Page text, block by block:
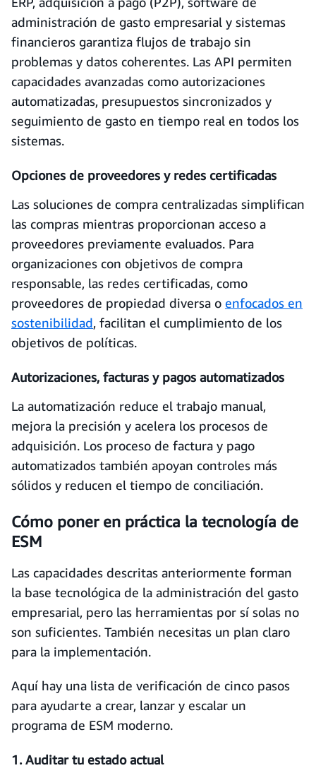
administración de gasto empresarial y sistemas
financieros garantiza flujos de trabajo sin
problemas y datos coherentes. Las API permiten
capacidades avanzadas como autorizaciones
automatizadas, presupuestos sincronizados y
seguimiento de gasto en tiempo real en todos los
sistemas.
Opciones de proveedores y redes certificadas
Las soluciones de compra centralizadas simplifican
las compras mientras proporcionan acceso a
proveedores previamente evaluados. Para
organizaciones con objetivos de compra
responsable, las redes certificadas, como
proveedores de propiedad diversa o enfocados en
sostenibilidad, facilitan el cumplimiento de los
objetivos de políticas.
Autorizaciones, facturas y pagos automatizados
La automatización reduce el trabajo manual,
mejora la precisión y acelera los procesos de
adquisición. Los proceso de factura y pago
automatizados también apoyan controles más
sólidos y reducen el tiempo de conciliación.
Cómo poner en práctica la tecnología de
ESM
Las capacidades descritas anteriormente forman
la base tecnológica de la administración del gasto
empresarial, pero las herramientas por sí solas no
son suficientes. También necesitas un plan claro
para la implementación.
Aquí hay una lista de verificación de cinco pasos
para ayudarte a crear, lanzar y escalar un
programa de ESM moderno.
1. Auditar tu estado actual